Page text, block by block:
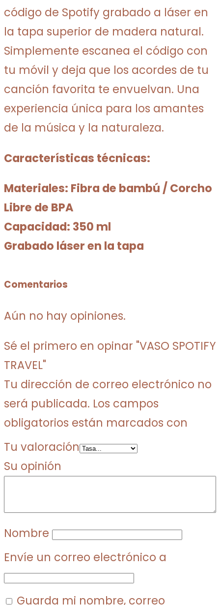
código de Spotify grabado a láser en
la tapa superior de madera natural.
Simplemente escanea el código con
tu móvil y deja que los acordes de tu
canción favorita te envuelvan. Una
experiencia única para los amantes
de la música y la naturaleza.
Características técnicas:
Materiales: Fibra de bambú / Corcho
Libre de BPA
Capacidad: 350 ml
Grabado láser en la tapa
Comentarios
Aún no hay opiniones.
Sé el primero en opinar "VASO SPOTIFY
TRAVEL"
Tu dirección de correo electrónico no
será publicada. Los campos
obligatorios están marcados con
Tu valoración
Su opinión
Nombre
Envíe un correo electrónico a
Guarda mi nombre, correo